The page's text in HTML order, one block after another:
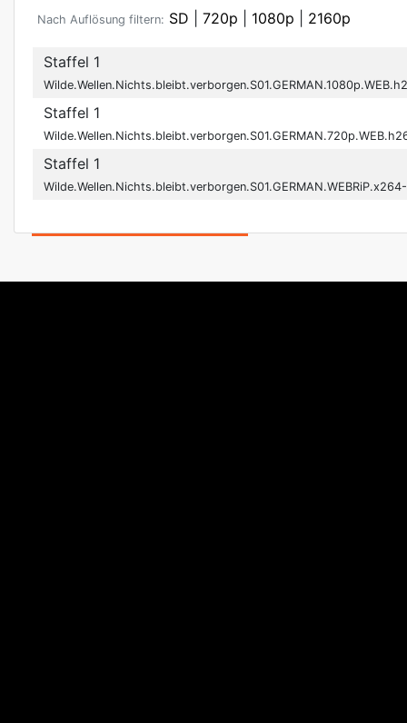
Nach Auflösung filtern: SD 720p 1080p 2160p
Staffel 1
Staffel 1
Staffel 1